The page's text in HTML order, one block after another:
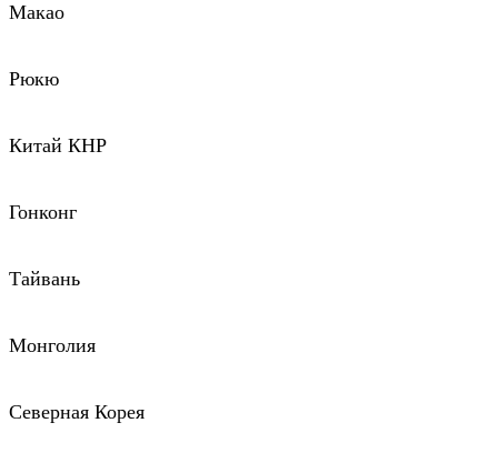
Макао
Рюкю
Китай КНР
Гонконг
Тайвань
Монголия
Северная Корея